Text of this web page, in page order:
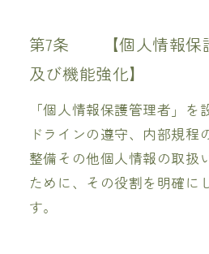
第7条 【個人情報保
及び機能強化】
「個人情報保護管理者」を
ドラインの遵守、内部規程
整備その他個人情報の取扱
ために、その役割を明確に
す。